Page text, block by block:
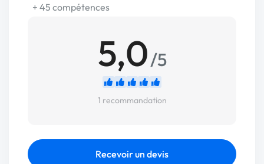
+ 45 compétences
5,0/5
1 recommandation
Recevoir un devis